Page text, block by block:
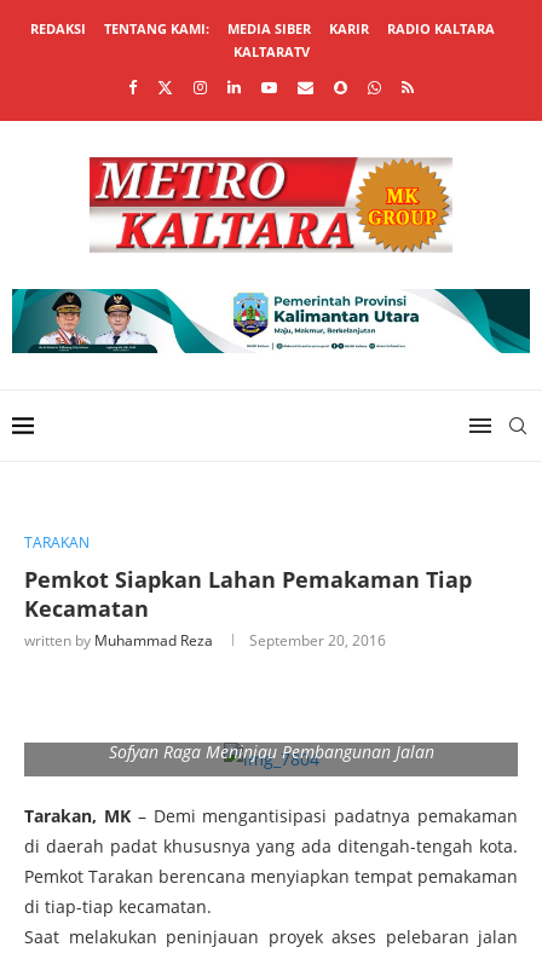
REDAKSI TENTANG KAMI: MEDIA SIBER KARIR
RADIO KALTARA
KALTARATV
TARAKAN
Pemkot Siapkan Lahan Pemakaman Tiap
Kecamatan
written by Muhammad Reza September 20, 2016
Sofyan Raga Meninjau Pembangunan Jalan
Tarakan, MK– Demi mengantisipasi padatnya pemakaman
di daerah padat khususnya yang ada ditengah-tengah kota.
Pemkot Tarakan berencana menyiapkan tempat pemakaman
di tiap-tiap kecamatan.
Saat melakukan peninjauan proyek akses pelebaran jalan